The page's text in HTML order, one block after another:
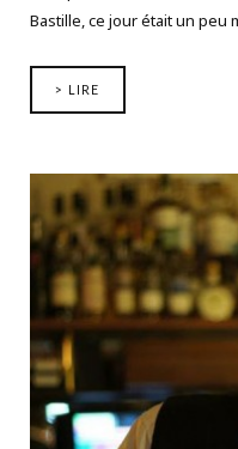
Bastille, ce jour était un peu
> LIRE